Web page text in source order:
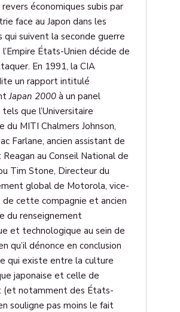
économiques subis par
face au Japon dans les
qui suivent la seconde guerre
l’Empire États-Unien décide de
En 1991, la CIA
un rapport intitulé
Japan 2000 à un panel
tels que l’Universitaire
du MITI Chalmers Johnson,
Farlane, ancien assistant de
au Conseil National de
Tim Stone, Directeur du
global de Motorola, vice-
de cette compagnie et ancien
du renseignement
et technologique au sein de
qu’il dénonce en conclusion
qui existe entre la culture
japonaise et celle de
(et notamment des États-
souligne pas moins le fait